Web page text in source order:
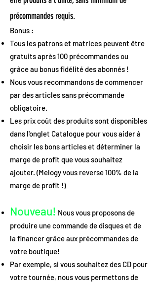
précommandes requis.
Bonus :
Tous les patrons et matrices peuvent être
gratuits après 100 précommandes ou
grâce au bonus fidélité des abonnés !
Nous vous recommandons de commencer
par des articles sans précommande
obligatoire.
Les prix coût des produits sont disponibles
dans l'onglet Catalogue pour vous aider à
choisir les bons articles et déterminer la
marge de profit que vous souhaitez
ajouter. (Melogy vous reverse 100% de la
marge de profit !)
Nouveau! Nous vous proposons de
produire une commande de disques et de
la financer grâce aux précommandes de
votre boutique!
Par exemple, si vous souhaitez des CD pour
votre tournée, nous vous permettons de